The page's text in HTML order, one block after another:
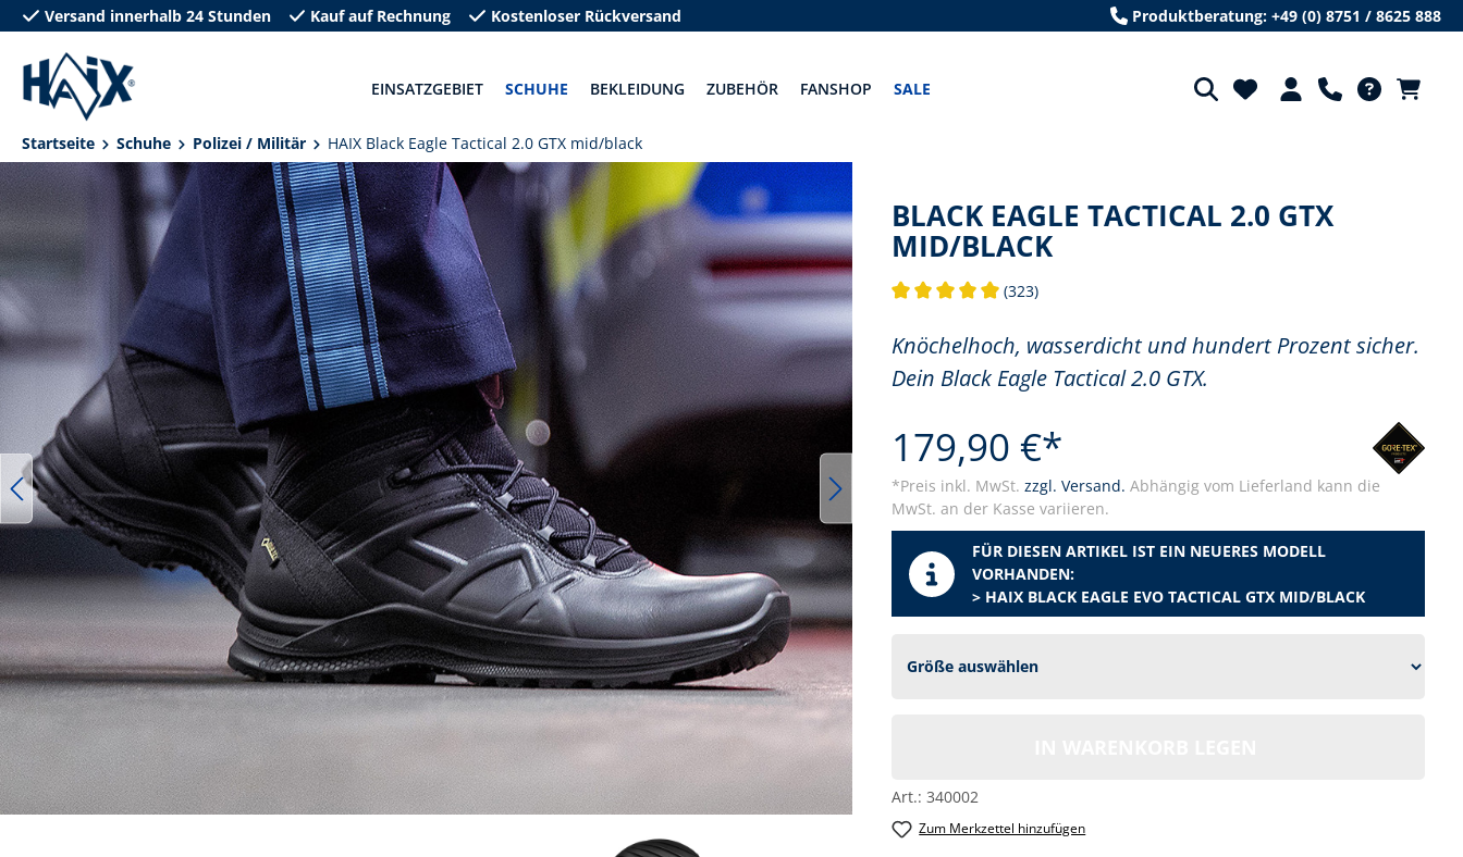
Zur Hauptnavigation springen
Versand innerhalb 24 Stunden Kauf auf Rechnung Kostenloser Rückversand Produktberatung: +49 (0) 8751 / 8625 888
EINSATZGEBIET SCHUHE BEKLEIDUNG ZUBEHÖR FANSHOP SALE
Startseite Schuhe Polizei / Militär
HAIX Black Eagle Tactical 2.0 GTX mid/black
Bildergalerie überspringen
BLACK EAGLE TACTICAL 2.0 GTX
MID/BLACK
(323)
Knöchelhoch, wasserdicht und hundert Prozent sicher.
Dein Black Eagle Tactical 2.0 GTX.
179,90 €*
*Preis inkl. MwSt. zzgl. Versand. Abhängig vom Lieferland kann die
MwSt. an der Kasse variieren.
FÜR DIESEN ARTIKEL IST EIN NEUERES MODELL
VORHANDEN:
> HAIX BLACK EAGLE EVO TACTICAL GTX MID/BLACK
Art.: 340002
Zum Merkzettel hinzufügen